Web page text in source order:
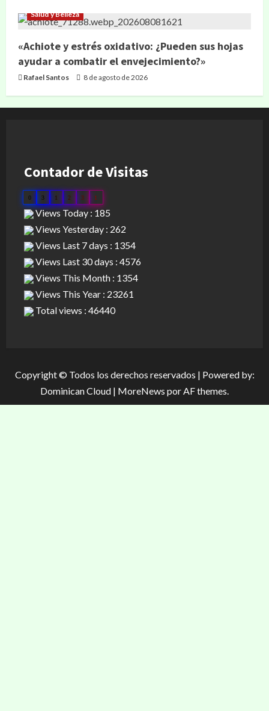
Salud y Belleza
«Achiote y estrés oxidativo: ¿Pueden sus hojas
ayudar a combatir el envejecimiento?»
Rafael Santos 8 de agosto de 2026
Contador de Visitas
0 3 1 2 3 1
Views Today : 185
Views Yesterday : 262
Views Last 7 days : 1354
Views Last 30 days : 4576
Views This Month : 1354
Views This Year : 23261
Total views : 46440
Copyright © Todos los derechos reservados | Powered by:
Dominican Cloud | MoreNews por AF themes.